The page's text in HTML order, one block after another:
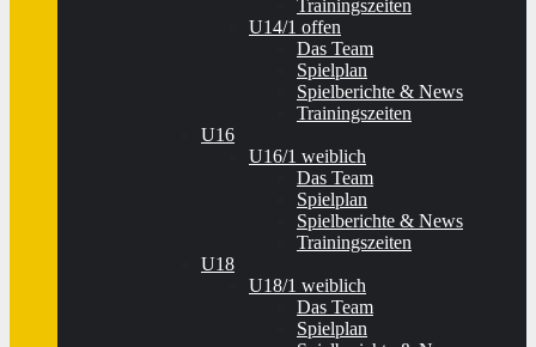
Trainingszeiten
U14/1 offen
Das Team
Spielplan
Spielberichte & News
Trainingszeiten
U16
U16/1 weiblich
Das Team
Spielplan
Spielberichte & News
Trainingszeiten
U18
U18/1 weiblich
Das Team
Spielplan